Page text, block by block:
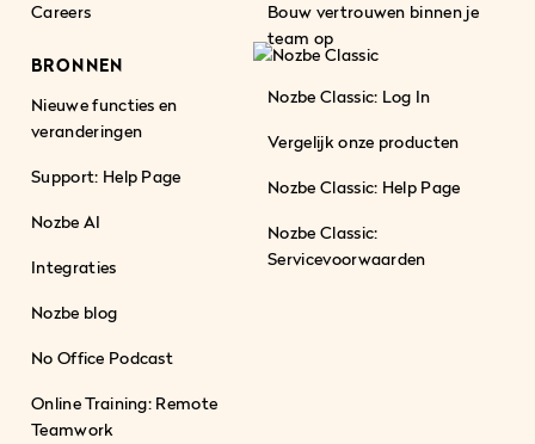
Careers
Bouw vertrouwen binnen je
team op
BRONNEN
Nieuwe functies en
veranderingen
Support: Help Page
Nozbe AI
Integraties
Nozbe blog
No Office Podcast
Online Training: Remote
Teamwork
Nozbe Classic: Log In
Vergelijk onze producten
Nozbe Classic: Help Page
Nozbe Classic:
Servicevoorwaarden